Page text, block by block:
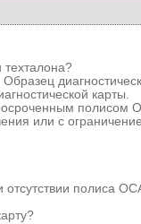
Образец
карты.
полисом
или с
полиса